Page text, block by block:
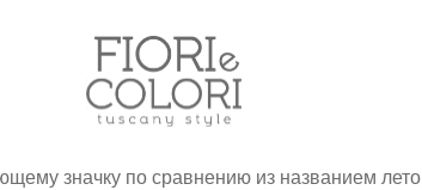
значку по сравнению из названием